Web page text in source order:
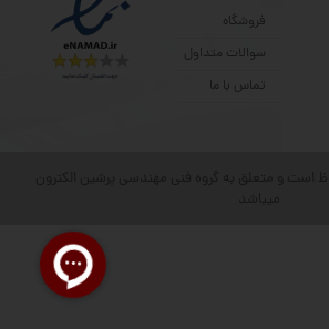
فروشگاه
سوالات متداول
تماس با ما